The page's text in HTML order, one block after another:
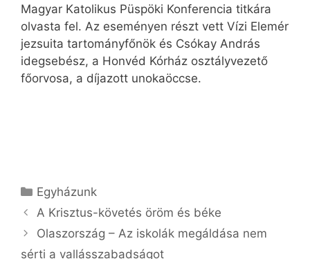
Magyar Katolikus Püspöki Konferencia titkára
olvasta fel. Az eseményen részt vett Vízi Elemér
jezsuita tartományfőnök és Csókay András
idegsebész, a Honvéd Kórház osztályvezető
főorvosa, a díjazott unokaöccse.
Kategória
Egyházunk
A Krisztus-követés öröm és béke
Olaszország – Az iskolák megáldása nem
sérti a vallásszabadságot